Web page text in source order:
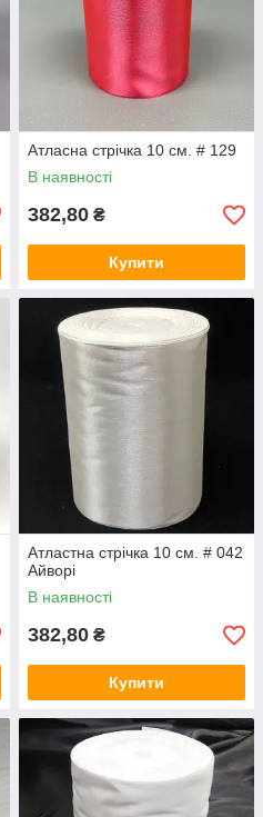
Атласна стрічка 10 см. # 129
В наявності
382,80 ₴
Купити
Атластна стрічка 10 см. # 042
Айворі
В наявності
382,80 ₴
Купити